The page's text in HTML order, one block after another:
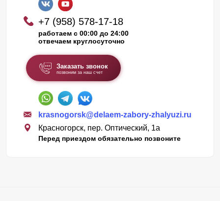
+7 (958) 578-17-18
работаем с 00:00 до 24:00
отвечаем круглосуточно
Заказать звонок
позвоним за наш счет
krasnogorsk@delaem-zabory-zhalyuzi.ru
Красногорск, пер. Оптический, 1а
Перед приездом обязательно позвоните